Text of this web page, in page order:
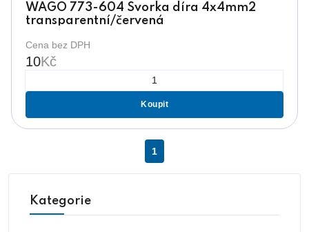
WAGO 773-604 Svorka díra 4x4mm2
transparentní/červená
Cena bez DPH
10Kč
Koupit
1
Kategorie